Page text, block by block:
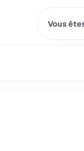
Vous